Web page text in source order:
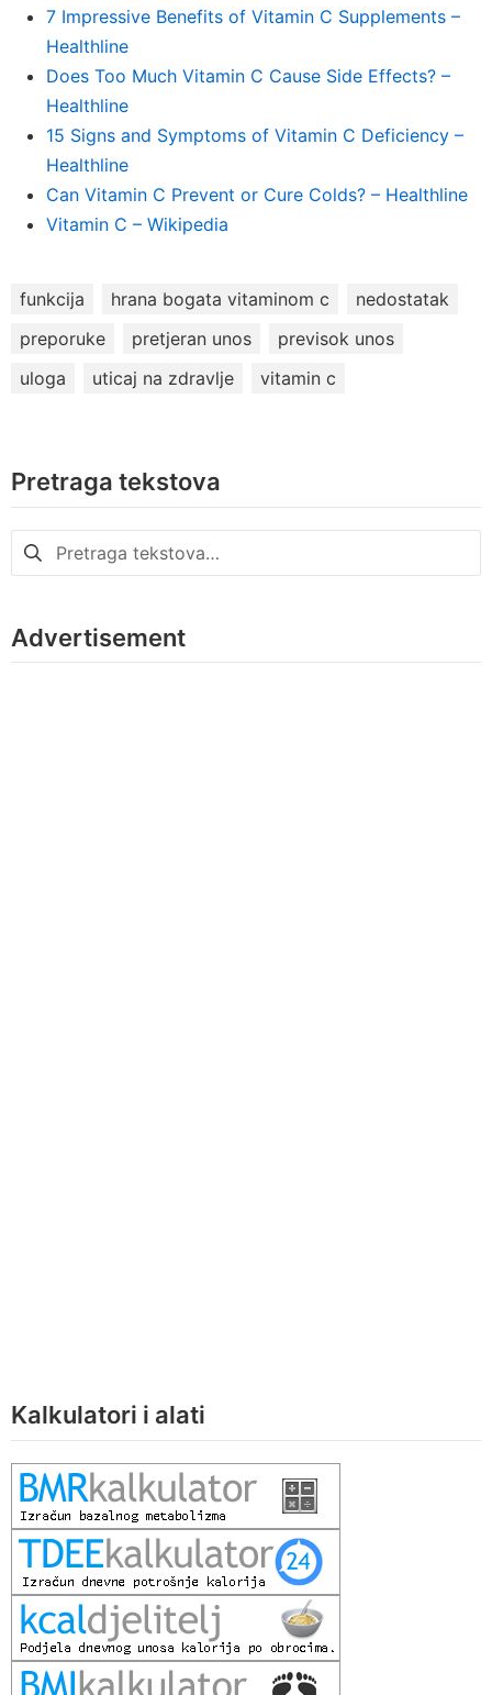
7 Impressive Benefits of Vitamin C Supplements –
Healthline
Does Too Much Vitamin C Cause Side Effects? –
Healthline
15 Signs and Symptoms of Vitamin C Deficiency –
Healthline
Can Vitamin C Prevent or Cure Colds? – Healthline
Vitamin C – Wikipedia
funkcija hrana bogata vitaminom c
nedostatak
preporuke
pretjeran unos
previsok unos
uloga
uticaj na zdravlje vitamin c
Pretraga tekstova
Pretraga
za:
Advertisement
Kalkulatori i alati